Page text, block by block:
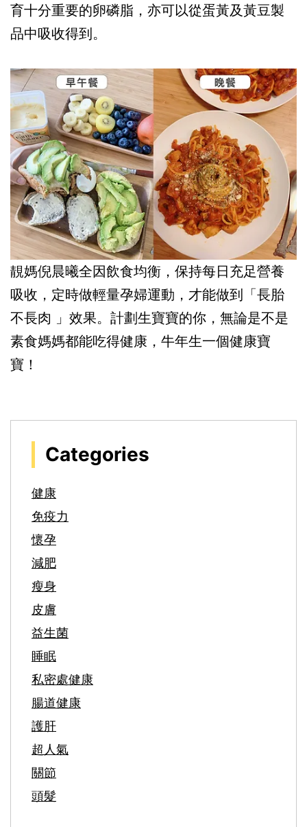
育十分重要的卵磷脂，亦可以從蛋黃及黃豆製
品中吸收得到。
靚媽倪晨曦全因飲食均衡，保持每日充足營養
吸收，定時做輕量孕婦運動，才能做到「長胎
不長肉 」效果。計劃生寶寶的你，無論是不是
素食媽媽都能吃得健康，牛年生一個健康寶
寶！
Categories
健康
免疫力
懷孕
減肥
瘦身
皮膚
益生菌
睡眠
私密處健康
腸道健康
護肝
超人氣
關節
頭髮